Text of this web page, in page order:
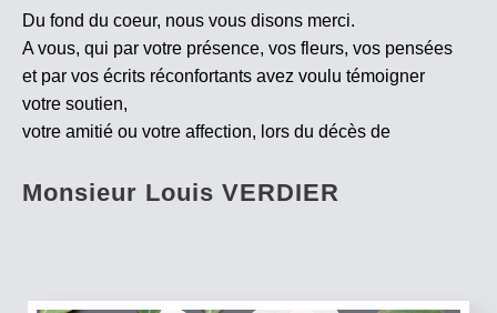
Du fond du coeur, nous vous disons merci.
A vous, qui par votre présence, vos fleurs, vos pensées
et par vos écrits réconfortants avez voulu témoigner
votre soutien,
votre amitié ou votre affection, lors du décès de
Monsieur Louis VERDIER